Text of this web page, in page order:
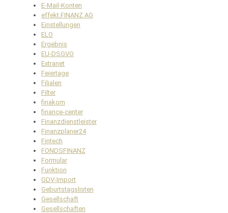
E-Mail-Konten
effekt.FINANZ AG
Einstellungen
ELO
Ergebnis
EU-DSGVO
Extranet
Feiertage
Filialen
Filter
finakom
finance-center
Finanzdienstleister
Finanzplaner24
Fintech
FONDSFINANZ
Formular
Funktion
GDV-Import
Geburtstagslisten
Gesellschaft
Gesellschaften